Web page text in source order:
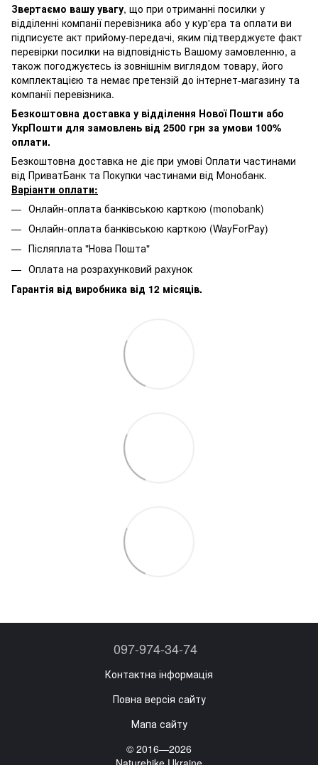
Звертаємо вашу увагу, що при отриманні посилки у
відділенні компанії перевізника або у кур'єра та оплати ви
підписуєте акт прийому-передачі, яким підтверджуєте факт
перевірки посилки на відповідність Вашому замовленню, а
також погоджуєтесь із зовнішнім виглядом товару, його
комплектацією та немає претензій до інтернет-магазину та
компанії перевізника.
Безкоштовна доставка у відділення Нової Пошти або
УкрПошти для замовлень від 2500 грн за умови 100%
оплати.
Безкоштовна доставка не діє при умові Оплати частинами
від ПриватБанк та Покупки частинами від Монобанк.
Варіанти оплати:
Онлайн-оплата банківською карткою (monobank)
Онлайн-оплата банківською карткою (WayForPay)
Післяплата "Нова Пошта"
Оплата на розрахунковий рахунок
Гарантія від виробника від 12 місяців.
097-974-34-74
Контактна інформація
Повна версія сайту
Мапа сайту
© 2016—2026